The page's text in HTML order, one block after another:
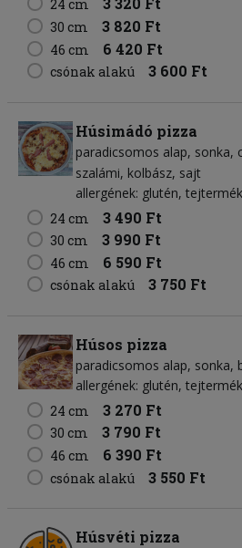
24 cm
30 cm 3 820 Ft
46 cm 6 420 Ft
csónak alakú 3 600 Ft
Húsimádó pizza
paradicsomos alap sonka
szalámi kolbász sajt
allergének: glutén, tejtermék
24 cm
3 490 Ft
30 cm 3 990 Ft
46 cm 6 590 Ft
csónak alakú 3 750 Ft
Húsos pizza
paradicsomos alap sonka
allergének: glutén, tejtermék
24 cm
3 270 Ft
30 cm 3 790 Ft
46 cm 6 390 Ft
csónak alakú 3 550 Ft
Húsvéti pizza